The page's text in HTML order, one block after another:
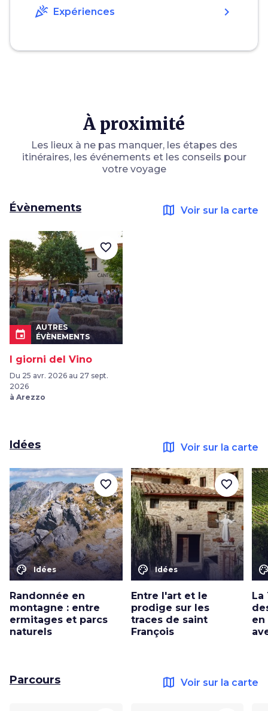
celebration Expériences chevron_right
À proximité
Les lieux à ne pas manquer, les étapes des
itinéraires, les événements et les conseils pour
votre voyage
Évènements map Voir sur la carte
event
AUTRES
ÉVÈNEMENTS
I giorni del Vino
Du 25 avr. 2026 au 27 sept.
2026
à Arezzo
favorite_border
Idées map Voir sur la carte
color_lens Idées
Randonnée en
montagne : entre
ermitages et parcs
naturels
favorite_border
color_lens Idées
Entre l'art et le
prodige sur les
traces de saint
François
favorite_border
La
en
Parcours map Voir sur la carte